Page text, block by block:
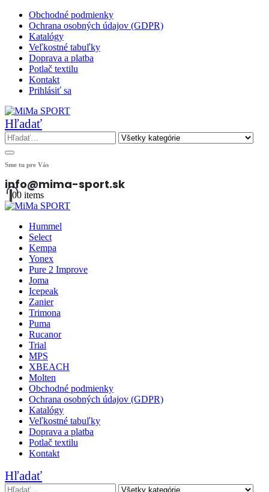
Obchodné podmienky
Ochrana osobných údajov (GDPR)
Katalógy
Veľkostné tabuľky
Doprava a platba
Potlač textilu
Kontakt
Prihlásiť sa
Hľadať
Sme tu pre Vás
info@mima-sport.sk
00 items
Hummel
Select
Kempa
Yonex
Pure 2 Improve
Joma
Icepeak
Zanier
Trimona
Puma
Rucanor
Trial
MPS
XBEACH
Molten
Obchodné podmienky
Ochrana osobných údajov (GDPR)
Katalógy
Veľkostné tabuľky
Doprava a platba
Potlač textilu
Kontakt
Hľadať